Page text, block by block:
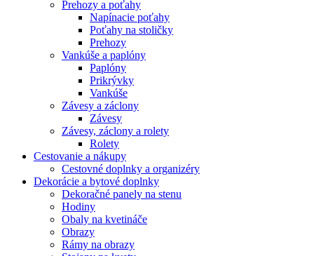
Prehozy a poťahy
Napínacie poťahy
Poťahy na stoličky
Prehozy
Vankúše a paplóny
Paplóny
Prikrývky
Vankúše
Závesy a záclony
Závesy
Závesy, záclony a rolety
Rolety
Cestovanie a nákupy
Cestovné doplnky a organizéry
Dekorácie a bytové doplnky
Dekoračné panely na stenu
Hodiny
Obaly na kvetináče
Obrazy
Rámy na obrazy